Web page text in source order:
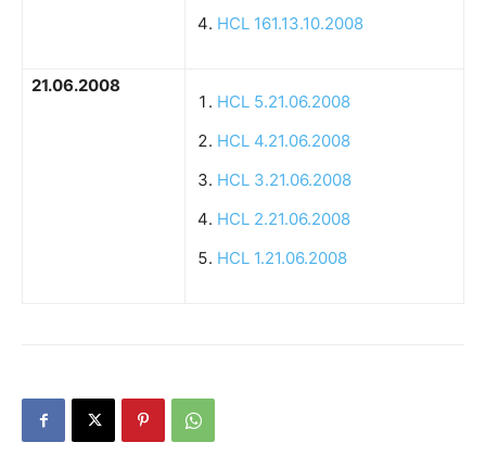
HCL 161.13.10.2008
21.06.2008
HCL 5.21.06.2008
HCL 4.21.06.2008
HCL 3.21.06.2008
HCL 2.21.06.2008
HCL 1.21.06.2008